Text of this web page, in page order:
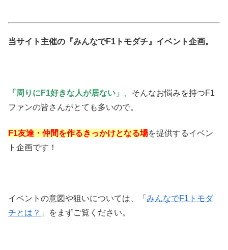
当サイト主催の『みんなでF1トモダチ』イベント企画。
「周りにF1好きな人が居ない」
、そんなお悩みを持つF1
ファンの皆さんがとても多いので。
F1友達・仲間を作るきっかけとなる場を提供するイベン
ト企画です！
イベントの意図や狙いについては、「 みんなでF1トモダ
チとは？ 」をまずご覧ください。